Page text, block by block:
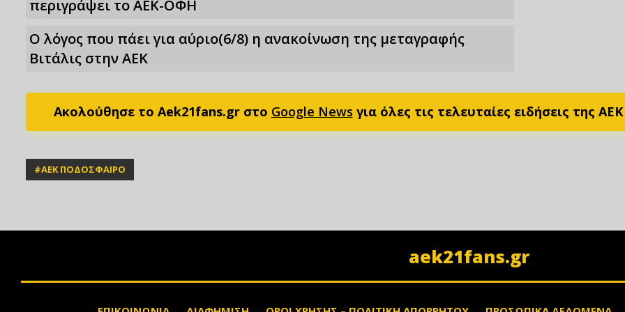
περιγράψει το ΑΕΚ-ΟΦΗ
Ο λόγος που πάει για αύριο(6/8) η ανακοίνωση της μεταγραφής
Βιτάλις στην ΑΕΚ
Ακολούθησε το Aek21fans.gr στο Google News για όλες τις τελευταίες ειδήσεις της ΑΕΚ
#ΑΕΚ ΠΟΔΟΣΦΑΙΡΟ
aek21fans.gr